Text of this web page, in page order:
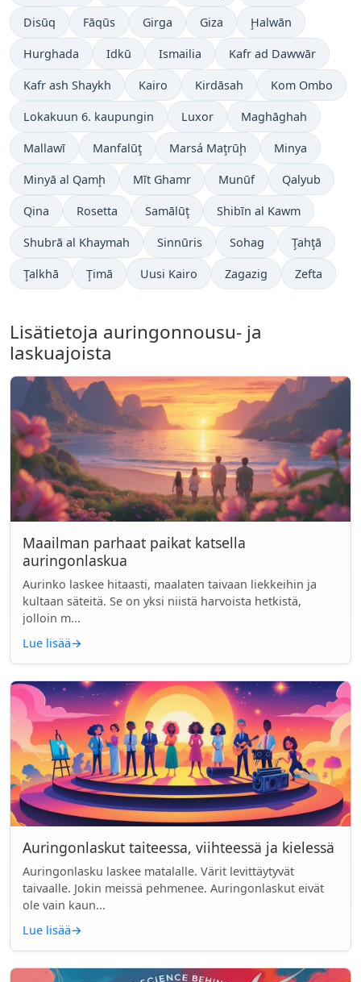
Disūq Fāqūs Girga Giza Ḩalwān
Hurghada Idkū Ismailia Kafr ad Dawwār
Kafr ash Shaykh Kairo Kirdāsah Kom Ombo
Lokakuun 6. kaupungin Luxor Maghāghah
Mallawī Manfalūţ Marsá Maţrūḩ Minya
Minyā al Qamḩ Mīt Ghamr Munūf Qalyub
Qina Rosetta Samālūţ Shibīn al Kawm
Shubrā al Khaymah Sinnūris Sohag Ţahţā
Ţalkhā Ţimā Uusi Kairo Zagazig Zefta
Lisätietoja auringonnousu- ja
laskuajoista
Maailman parhaat paikat katsella
auringonlaskua
Aurinko laskee hitaasti, maalaten taivaan liekkeihin ja
kultaan säteitä. Se on yksi niistä harvoista hetkistä,
jolloin m...
Lue lisää→
Auringonlaskut taiteessa, viihteessä ja kielessä
Auringonlasku laskee matalalle. Värit levittäytyvät
taivaalle. Jokin meissä pehmenee. Auringonlaskut eivät
ole vain kaun...
Lue lisää→